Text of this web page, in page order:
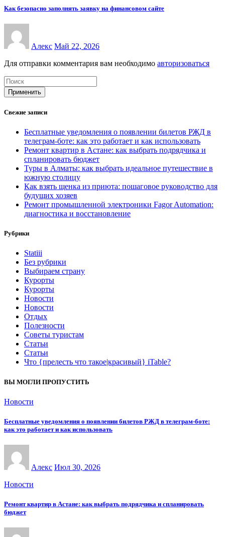
Как безопасно заполнять заявку на финансовом сайте
Алекс Май 22, 2026
Для отправки комментария вам необходимо авторизоваться
Применить
Свежие записи
Бесплатные уведомления о появлении билетов РЖД в
телеграм-боте: как это работает и как использовать
Ремонт квартир в Астане: как выбрать подрядчика и
спланировать бюджет
Туры в Алматы: как выбрать идеальное путешествие в
южную столицу
Как взять щенка из приюта: пошаговое руководство для
будущих хозяев
Ремонт промышленной электроники Fagor Automation:
диагностика и восстановление
Рубрики
Statiii
Без рубрики
Выбираем страну
Курорты
Курорты
Новости
Новости
Отдых
Полезности
Советы туристам
Статьи
Статьи
Что {прелесть что такое|красивый} iTable?
ВЫ МОГЛИ ПРОПУСТИТЬ
Новости
Бесплатные уведомления о появлении билетов РЖД в телеграм-боте:
как это работает и как использовать
Алекс Июл 30, 2026
Новости
Ремонт квартир в Астане: как выбрать подрядчика и спланировать
бюджет